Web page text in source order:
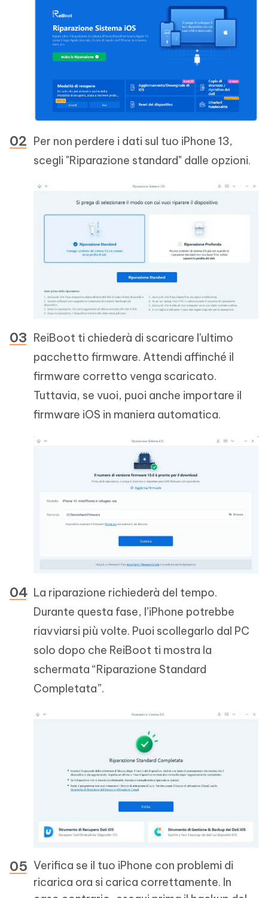
Per non perdere i dati sul tuo iPhone 13,
scegli "Riparazione standard" dalle opzioni.
ReiBoot ti chiederà di scaricare l'ultimo
pacchetto firmware. Attendi affinché il
firmware corretto venga scaricato.
Tuttavia, se vuoi, puoi anche importare il
firmware iOS in maniera automatica.
La riparazione richiederà del tempo.
Durante questa fase, l’iPhone potrebbe
riavviarsi più volte. Puoi scollegarlo dal PC
solo dopo che ReiBoot ti mostra la
schermata “Riparazione Standard
Completata”.
Verifica se il tuo iPhone con problemi di
ricarica ora si carica correttamente. In